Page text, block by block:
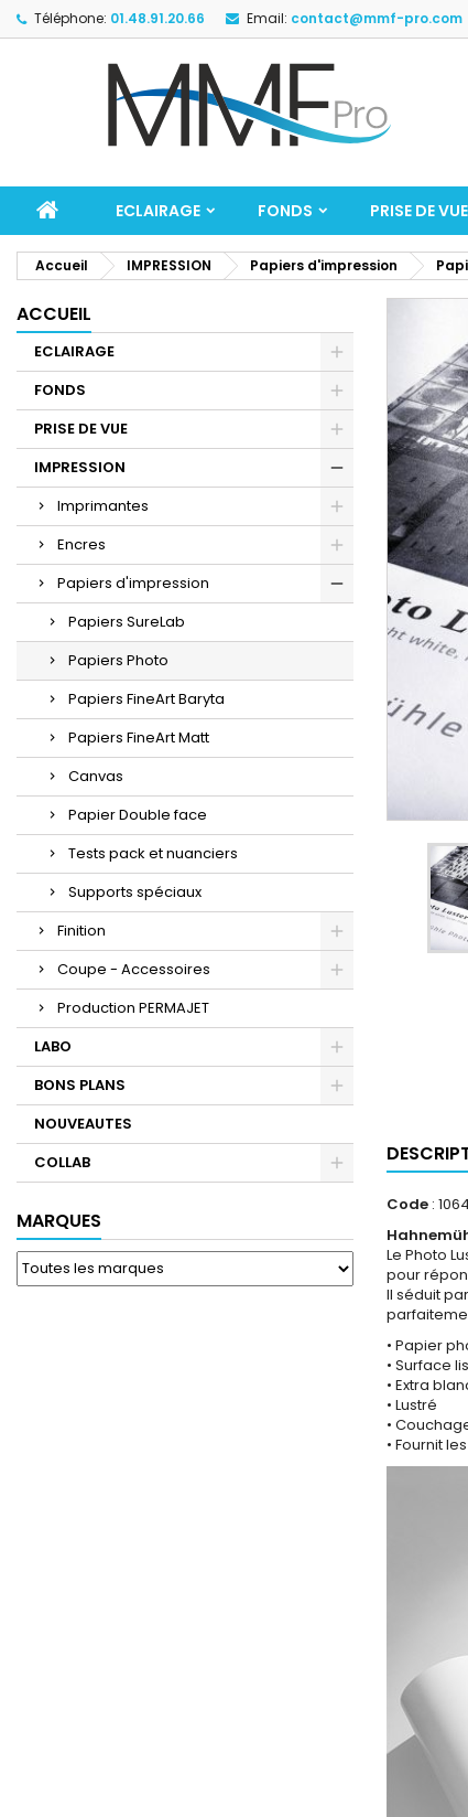
Téléphone: 01.48.91.20.66 Email: contact@mmf-pro.com
ECLAIRAGE FONDS PRISE DE VUE
Accueil IMPRESSION Papiers d'impression
ACCUEIL
ECLAIRAGE
FONDS
PRISE DE VUE
IMPRESSION
Imprimantes
Encres
Papiers d'impression
Papiers SureLab
Papiers Photo
Papiers FineArt Baryta
Papiers FineArt Matt
Canvas
Papier Double face
Tests pack et nuanciers
Supports spéciaux
Finition
Coupe - Accessoires
Production PERMAJET
LABO
BONS PLANS
NOUVEAUTES
COLLAB
MARQUES
Code :
Le Photo
pour
Il séduit
• Papier
• Surface
• Extra
• Lustré
•
• Fournit